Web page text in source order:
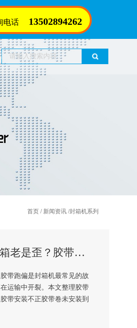
电话 13502894262
首页 / 新闻资讯/封箱机系列
深圳封箱机厂家：封箱机封箱老是歪？胶带跑偏的6个原因逐个排查
带跑偏是封箱机最常见的故
运输中开裂。本文整理胶带
带安装不正胶带卷未安装到